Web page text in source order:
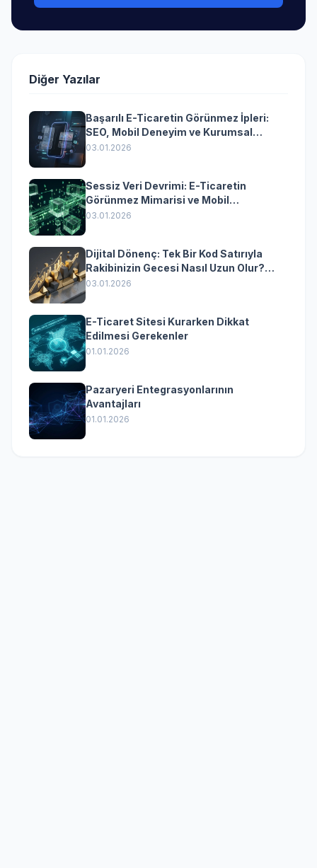
Diğer Yazılar
Başarılı E-Ticaretin Görünmez İpleri:
SEO, Mobil Deneyim ve Kurumsal
Yazılımın Kazandıran Senkronizasyonu
03.01.2026
Sessiz Veri Devrimi: E-Ticaretin
Görünmez Mimarisi ve Mobil
Dönüşümün Kurumsal Anahtarı
03.01.2026
Dijital Dönenç: Tek Bir Kod Satırıyla
Rakibinizin Gecesi Nasıl Uzun Olur?
(Kurumsal Yazılımın Güçlü Rolü)
03.01.2026
E-Ticaret Sitesi Kurarken Dikkat
Edilmesi Gerekenler
01.01.2026
Pazaryeri Entegrasyonlarının
Avantajları
01.01.2026